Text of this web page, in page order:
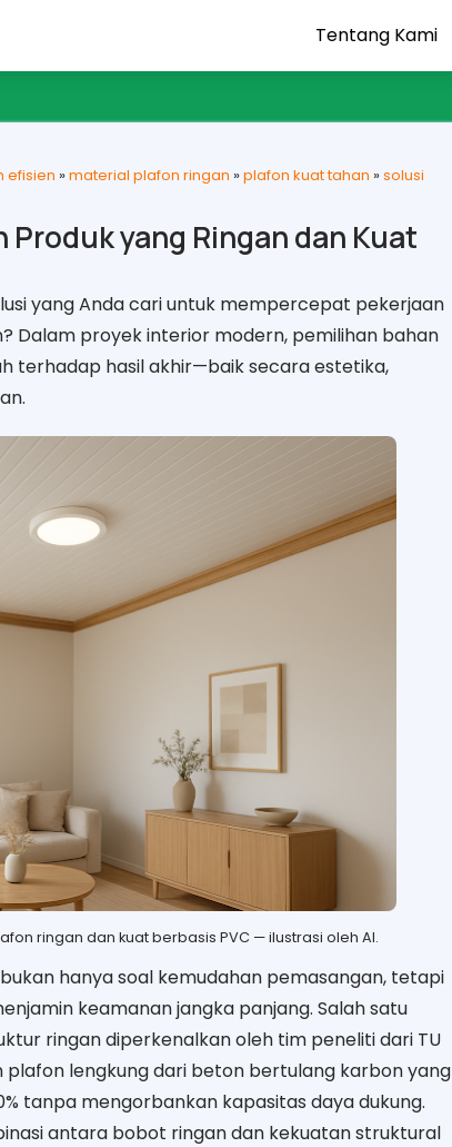
Tentang Kami
efisien »material plafon ringan »plafon kuat tahan »solusi
yang Ringan dan Kuat
yang Anda cari untuk mempercepat pekerjaan
Dalam proyek interior modern, pemilihan bahan
terhadap hasil akhir—baik secara estetika,
ringan dan kuat berbasis PVC — ilustrasi oleh AI.
bukan hanya soal kemudahan pemasangan, tetapi
keamanan jangka panjang. Salah satu
ringan diperkenalkan oleh tim peneliti dari TU
lengkung dari beton bertulang karbon yang
tanpa mengorbankan kapasitas daya dukung.
antara bobot ringan dan kekuatan struktural